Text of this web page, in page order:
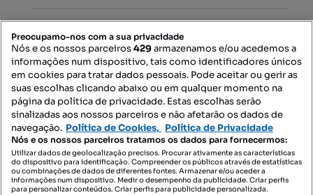
Mapa do Site
Contacte-nos
SIGA-NOS:
Preocupamo-nos com a sua privacidade
Nós e os nossos parceiros429armazenamos e/ou acedemos a
informações num dispositivo, tais como identificadores únicos
em cookies para tratar dados pessoais. Pode aceitar ou gerir as
suas escolhas clicando abaixo ou em qualquer momento na
página da política de privacidade. Estas escolhas serão
sinalizadas aos nossos parceiros e não afetarão os dados de
navegação. Política de Cookies, Política de Privacidade
Nós e os nossos parceiros tratamos os dados para fornecermos:
Utilizar dados de geolocalização precisos. Procurar ativamente as características
do dispositivo para identificação. Compreender os públicos através de estatísticas
ou combinações de dados de diferentes fontes. Armazenar e/ou aceder a
informações num dispositivo. Medir o desempenho da publicidade. Criar perfis
para personalizar conteúdos. Criar perfis para publicidade personalizada.